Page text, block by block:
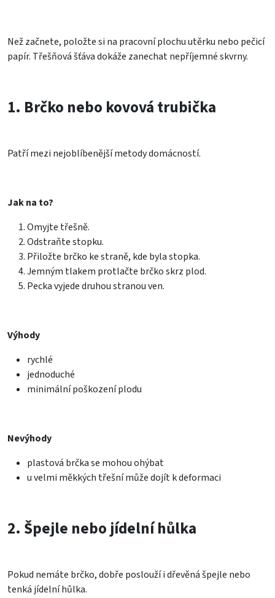
Než začnete, položte si na pracovní plochu utěrku nebo pečicí
papír. Třešňová šťáva dokáže zanechat nepříjemné skvrny.
1. Brčko nebo kovová trubička
Patří mezi nejoblíbenější metody domácností.
Jak na to?
Omyjte třešně.
Odstraňte stopku.
Přiložte brčko ke straně, kde byla stopka.
Jemným tlakem protlačte brčko skrz plod.
Pecka vyjede druhou stranou ven.
Výhody
rychlé
jednoduché
minimální poškození plodu
Nevýhody
plastová brčka se mohou ohýbat
u velmi měkkých třešní může dojít k deformaci
2. Špejle nebo jídelní hůlka
Pokud nemáte brčko, dobře poslouží i dřevěná špejle nebo
tenká jídelní hůlka.